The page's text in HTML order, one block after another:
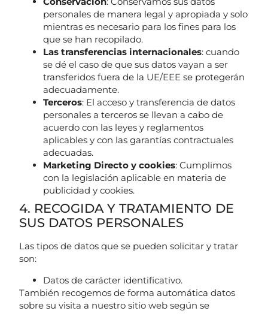
personales de manera legal y apropiada y solo
mientras es necesario para los fines para los
que se han recopilado.
Las transferencias internacionales: cuando
se dé el caso de que sus datos vayan a ser
transferidos fuera de la UE/EEE se protegerán
adecuadamente.
Terceros: El acceso y transferencia de datos
personales a terceros se llevan a cabo de
acuerdo con las leyes y reglamentos
aplicables y con las garantías contractuales
adecuadas.
Marketing Directo y cookies: Cumplimos
con la legislación aplicable en materia de
publicidad y cookies.
4. RECOGIDA Y TRATAMIENTO DE
SUS DATOS PERSONALES
Las tipos de datos que se pueden solicitar y tratar
son:
Datos de carácter identificativo.
También recogemos de forma automática datos
sobre su visita a nuestro sitio web según se